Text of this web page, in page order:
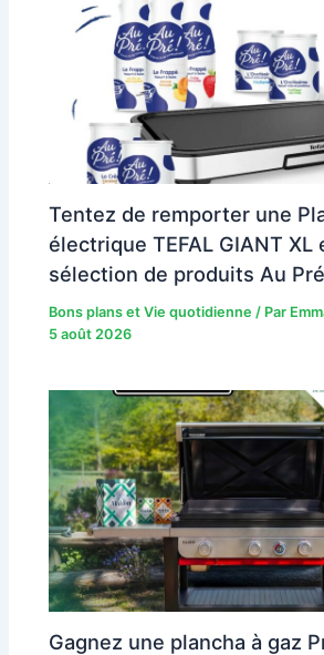
Tentez de remporter une
électrique TEFAL GIANT XL
sélection de produits Au
Bons plans et Vie quotidienne / Par
5 août 2026
Gagnez une plancha à gaz